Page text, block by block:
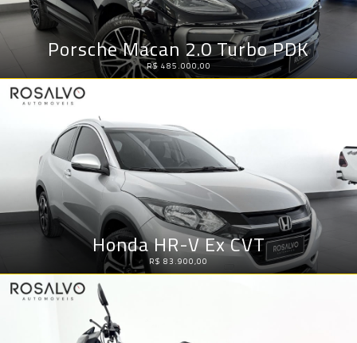
Porsche Macan 2.0 Turbo PDK
R$ 485.000,00
Honda HR-V Ex CVT
R$ 83.900,00